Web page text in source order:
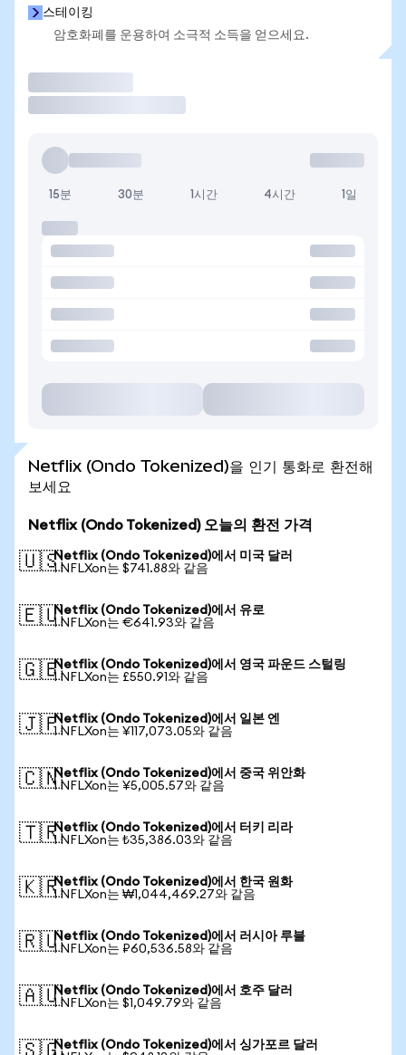
스테이킹
암호화폐를 운용하여 소극적 소득을 얻으세요.
15분 30분 1시간 4시간 1일
Netflix (Ondo Tokenized)을 인기 통화로 환전해
보세요
Netflix (Ondo Tokenized) 오늘의 환전 가격
🇺🇸Netflix (Ondo Tokenized)에서 미국 달러
1 NFLXon는 $741.88와 같음
🇪🇺Netflix (Ondo Tokenized)에서 유로
1 NFLXon는 €641.93와 같음
🇬🇧Netflix (Ondo Tokenized)에서 영국 파운드 스털링
1 NFLXon는 £550.91와 같음
🇯🇵Netflix (Ondo Tokenized)에서 일본 엔
1 NFLXon는 ¥117,073.05와 같음
🇨🇳Netflix (Ondo Tokenized)에서 중국 위안화
1 NFLXon는 ¥5,005.57와 같음
🇹🇷Netflix (Ondo Tokenized)에서 터키 리라
1 NFLXon는 ₺35,386.03와 같음
🇰🇷Netflix (Ondo Tokenized)에서 한국 원화
1 NFLXon는 ₩1,044,469.27와 같음
🇷🇺Netflix (Ondo Tokenized)에서 러시아 루블
1 NFLXon는 ₽60,536.58와 같음
🇦🇺Netflix (Ondo Tokenized)에서 호주 달러
1 NFLXon는 $1,049.79와 같음
Netflix (Ondo Tokenized)에서 싱가포르 달러